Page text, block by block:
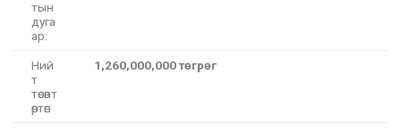
тын
дуга
ар:
Ний
т
төсөвт
өртөг:
1,260,000,000 төгрөг